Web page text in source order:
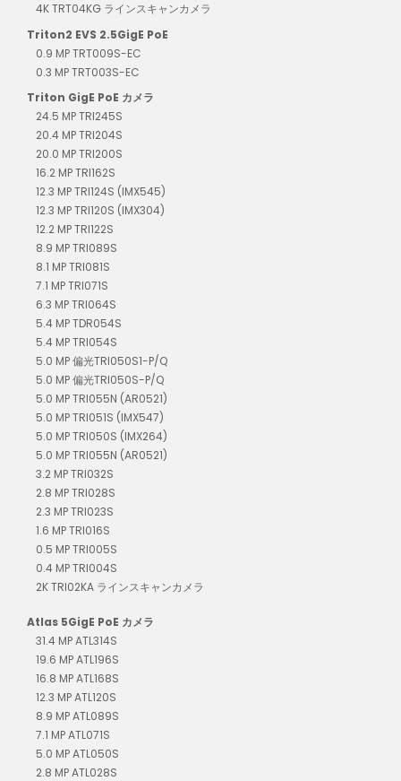
4K TRT04KG ラインスキャンカメラ
Triton2 EVS 2.5GigE PoE
0.9 MP TRT009S-EC
0.3 MP TRT003S-EC
Triton GigE PoE カメラ
24.5 MP TRI245S
20.4 MP TRI204S
20.0 MP TRI200S
16.2 MP TRI162S
12.3 MP TRI124S (IMX545)
12.3 MP TRI120S (IMX304)
12.2 MP TRI122S
8.9 MP TRI089S
8.1 MP TRI081S
7.1 MP TRI071S
6.3 MP TRI064S
5.4 MP TDR054S
5.4 MP TRI054S
5.0 MP 偏光TRI050S1-P/Q
5.0 MP 偏光TRI050S-P/Q
5.0 MP TRI055N (AR0521)
5.0 MP TRI051S (IMX547)
5.0 MP TRI050S (IMX264)
5.0 MP TRI055N (AR0521)
3.2 MP TRI032S
2.8 MP TRI028S
2.3 MP TRI023S
1.6 MP TRI016S
0.5 MP TRI005S
0.4 MP TRI004S
2K TRI02KA ラインスキャンカメラ
Atlas 5GigE PoE カメラ
31.4 MP ATL314S
19.6 MP ATL196S
16.8 MP ATL168S
12.3 MP ATL120S
8.9 MP ATL089S
7.1 MP ATL071S
5.0 MP ATL050S
2.8 MP ATL028S